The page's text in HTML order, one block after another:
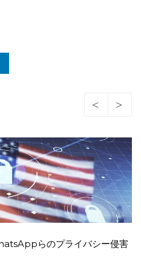
に向けた年齢確認に関するガ